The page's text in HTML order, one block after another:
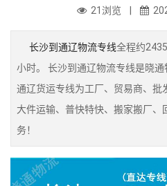
21浏览 |
长沙到通辽物流专线全程约
小时。 长沙到通辽物流专线是晓
通辽货运专线为工厂、贸易商、批
大件运输、普快特快、搬家搬厂、
务！